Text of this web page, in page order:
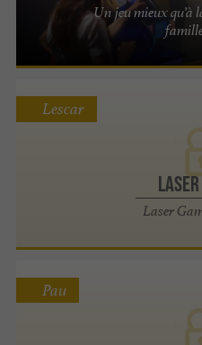
Un jeu mieux qu’à
Laser
Lescar
Pau